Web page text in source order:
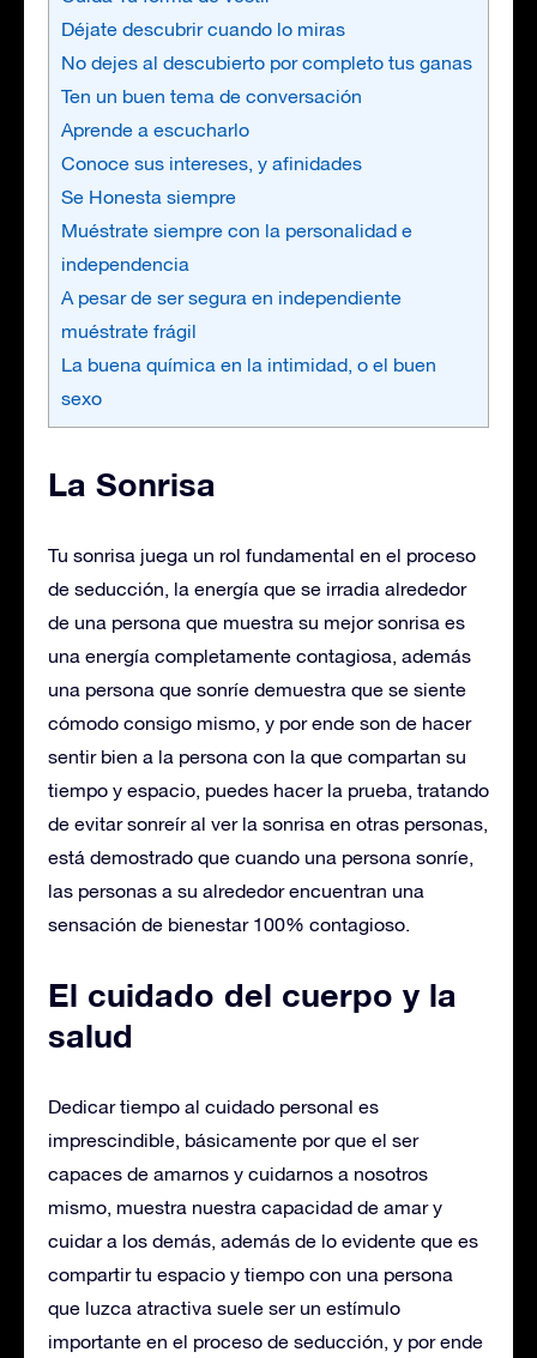
Déjate descubrir cuando lo miras
No dejes al descubierto por completo tus ganas
Ten un buen tema de conversación
Aprende a escucharlo
Conoce sus intereses, y afinidades
Se Honesta siempre
Muéstrate siempre con la personalidad e
independencia
A pesar de ser segura en independiente
muéstrate frágil
La buena química en la intimidad, o el buen
sexo
La Sonrisa
Tu sonrisa juega un rol fundamental en el proceso
de seducción, la energía que se irradia alrededor
de una persona que muestra su mejor sonrisa es
una energía completamente contagiosa, además
una persona que sonríe demuestra que se siente
cómodo consigo mismo, y por ende son de hacer
sentir bien a la persona con la que compartan su
tiempo y espacio, puedes hacer la prueba, tratando
de evitar sonreír al ver la sonrisa en otras personas,
está demostrado que cuando una persona sonríe,
las personas a su alrededor encuentran una
sensación de bienestar 100% contagioso.
El cuidado del cuerpo y la
salud
Dedicar tiempo al cuidado personal es
imprescindible, básicamente por que el ser
capaces de amarnos y cuidarnos a nosotros
mismo, muestra nuestra capacidad de amar y
cuidar a los demás, además de lo evidente que es
compartir tu espacio y tiempo con una persona
que luzca atractiva suele ser un estímulo
importante en el proceso de seducción, y por ende